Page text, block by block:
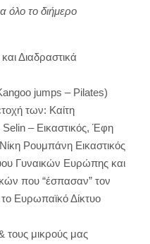
όλο το διήμερο
Διαδραστικά
jumps – Pilates)
των: Καίτη
– Εικαστικός, Έφη
Ρουμπάνη Εικαστικός
Γυναικών Ευρώπης και
που “έσπασαν” τον
Ευρωπαϊκό Δίκτυο
τους μικρούς μας